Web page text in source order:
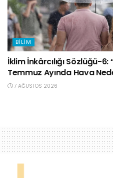
BILIM
İklim İnkârcılığı Sözlüğü-
Temmuz Ayında Hava
7 AĞUSTOS 2026